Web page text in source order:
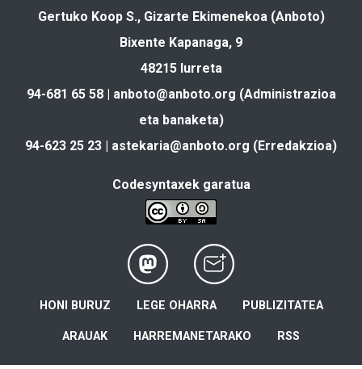
Gertuko Koop S., Gizarte Ekimenekoa (Anboto)
Bixente Kapanaga, 9
48215 Iurreta
94-681 65 58 | anboto@anboto.org (Administrazioa
eta banaketa)
94-623 25 23 | astekaria@anboto.org (Erredakzioa)
Codesyntaxek garatua
HONI BURUZ LEGE OHARRA PUBLIZITATEA
ARAUAK HARREMANETARAKO RSS